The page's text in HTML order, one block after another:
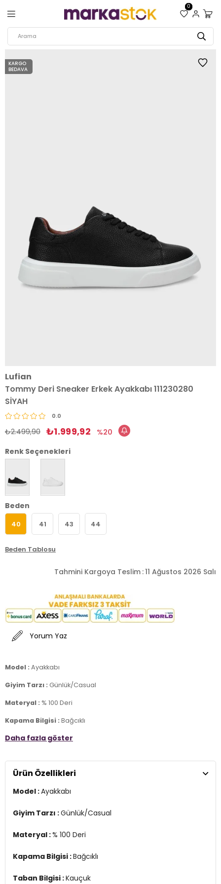
0
KARGO
BEDAVA
Lufian
Tommy Deri Sneaker Erkek Ayakkabı 111230280
SİYAH
0.0
₺2.499,90 ₺1.999,92
20
Renk Seçenekleri
Beden
40 41 43 44
Beden Tablosu
Tahmini Kargoya Teslim :11 Ağustos 2026 Salı
Yorum Yaz
Model : Ayakkabı
Giyim Tarzı : Günlük/Casual
Materyal : % 100 Deri
Kapama Bilgisi : Bağcıklı
Taban Bilgisi :Kauçuk
-Yuvarlak burun
3DY1111230280.07
Daha fazla göster
Ürün Özellikleri
Model :Ayakkabı
Giyim Tarzı :Günlük/Casual
Materyal :% 100 Deri
Kapama Bilgisi :Bağcıklı
Taban Bilgisi :Kauçuk